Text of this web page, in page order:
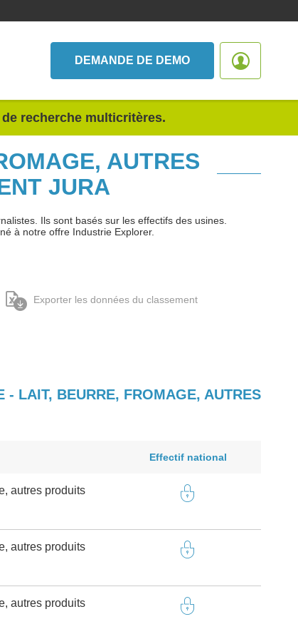
DEMANDE DE DEMO
recherche multicritères.
AUTRES
JURA
Ils sont basés sur les effectifs des usines.
à notre offre Industrie Explorer.
Exporter les données du classement
- LAIT, BEURRE, FROMAGE, AUTRES
Effectif national
autres produits
autres produits
autres produits